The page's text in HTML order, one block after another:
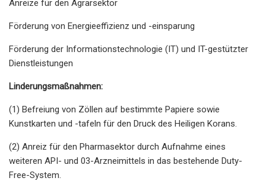
Anreize für den Agrarsektor
Förderung von Energieeffizienz und -einsparung
Förderung der Informationstechnologie (IT) und IT-gestützter
Dienstleistungen
Linderungsmaßnahmen:
(1) Befreiung von Zöllen auf bestimmte Papiere sowie
Kunstkarten und -tafeln für den Druck des Heiligen Korans.
(2) Anreiz für den Pharmasektor durch Aufnahme eines
weiteren API- und 03-Arzneimittels in das bestehende Duty-
Free-System.